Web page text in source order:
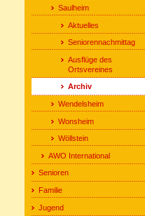
Saulheim
Aktuelles
Seniorennachmittag
Ausflüge des
Ortsvereines
Archiv
Wendelsheim
Wonsheim
Wöllstein
AWO International
Senioren
Familie
Jugend